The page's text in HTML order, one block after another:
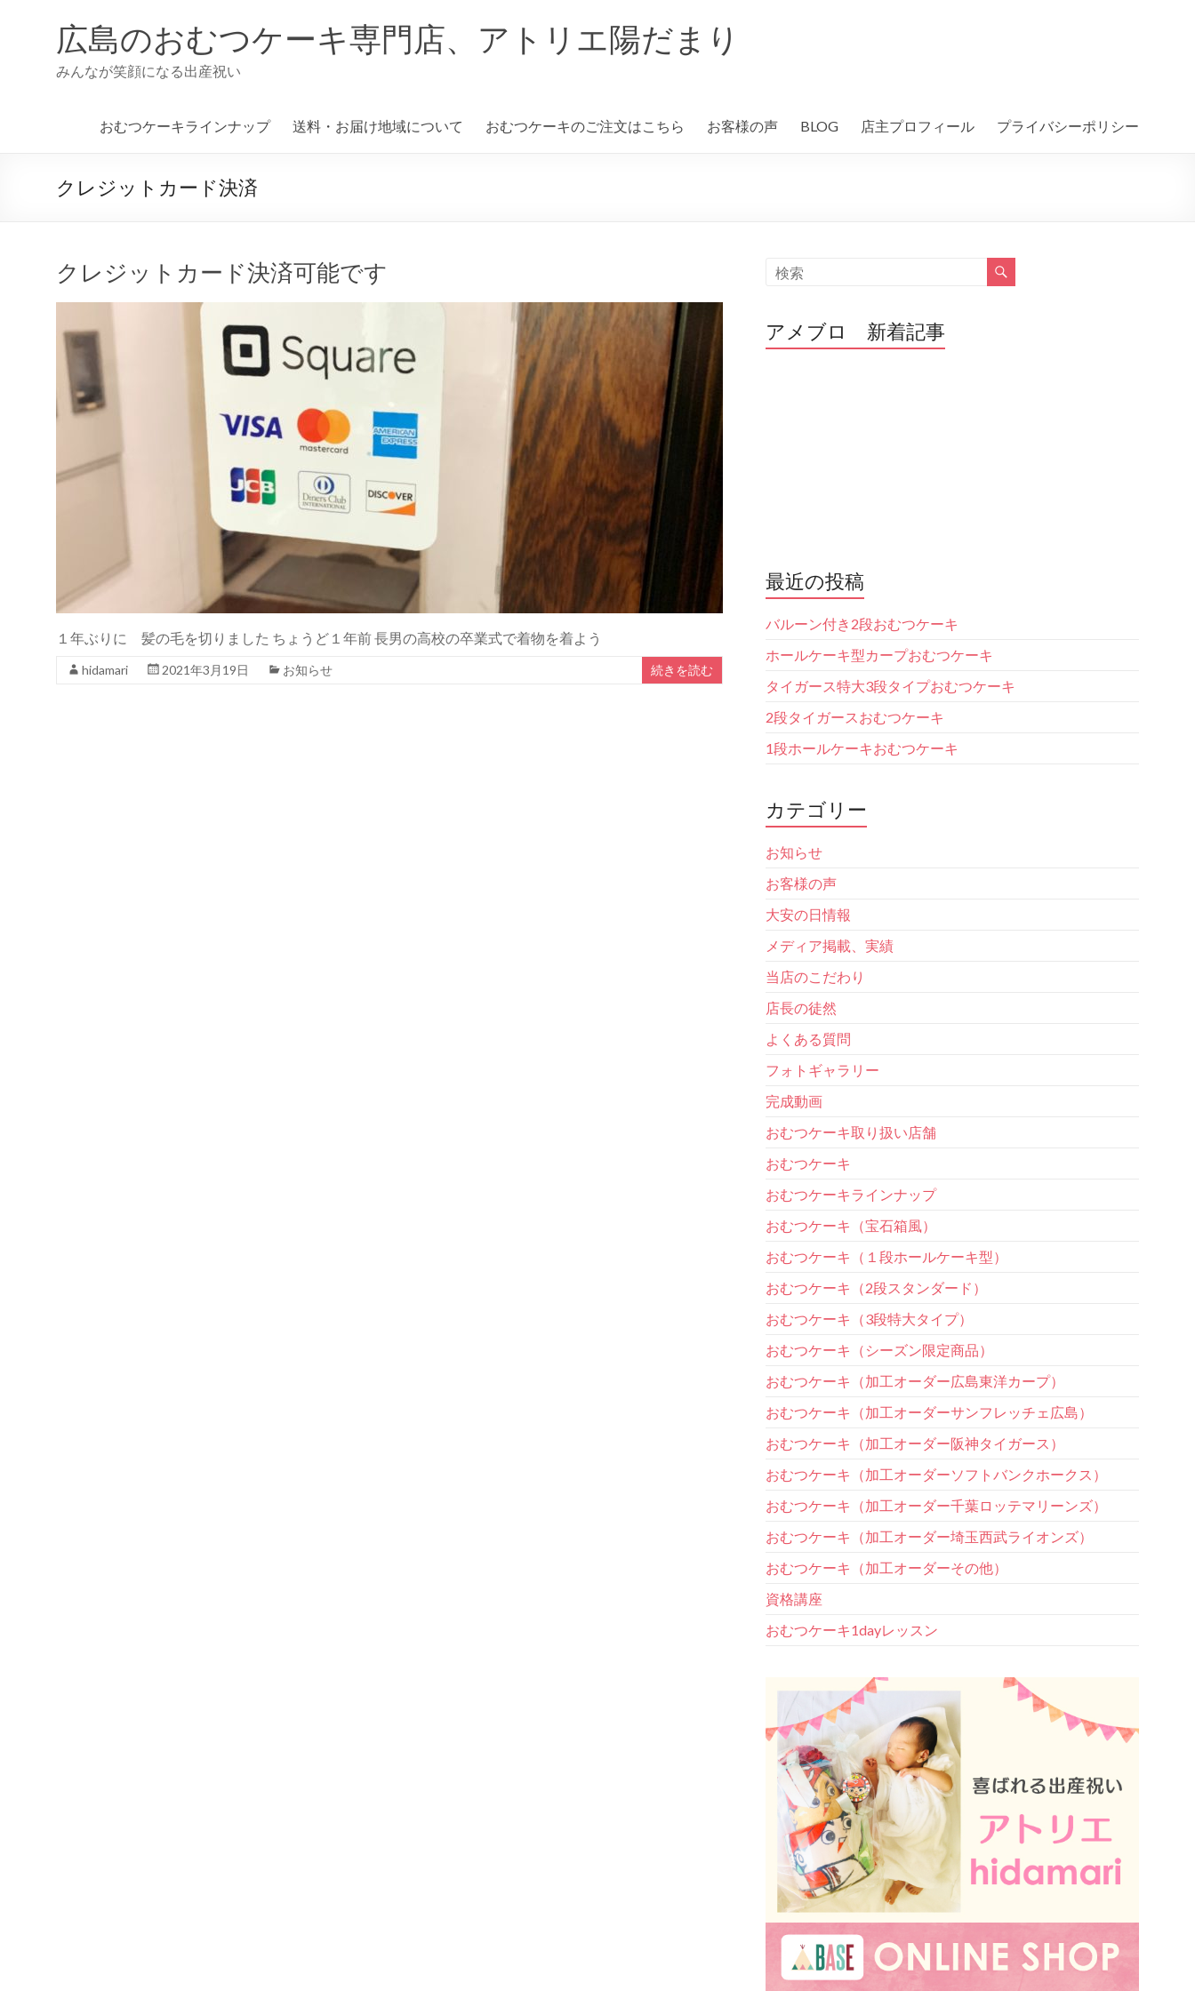
広島のおむつケーキ専門店、アトリエ陽だまり
みんなが笑顔になる出産祝い
おむつケーキラインナップ 送料・お届け地域について おむつケーキのご注文はこちら お客様の声 BLOG 店主プロフィール プライバシーポリシー
クレジットカード決済
クレジットカード決済可能です
１年ぶりに 髪の毛を切りました ちょうど１年前 長男の高校の卒業式で着物を着よう
hidamari 2021年3月19日 お知らせ 続きを読む
アメブロ 新着記事
最近の投稿
バルーン付き2段おむつケーキ
ホールケーキ型カープおむつケーキ
タイガース特大3段タイプおむつケーキ
2段タイガースおむつケーキ
1段ホールケーキおむつケーキ
カテゴリー
お知らせ
お客様の声
大安の日情報
メディア掲載、実績
当店のこだわり
店長の徒然
よくある質問
フォトギャラリー
完成動画
おむつケーキ取り扱い店舗
おむつケーキ
おむつケーキラインナップ
おむつケーキ（宝石箱風）
おむつケーキ（１段ホールケーキ型）
おむつケーキ（2段スタンダード）
おむつケーキ（3段特大タイプ）
おむつケーキ（シーズン限定商品）
おむつケーキ（加工オーダー広島東洋カープ）
おむつケーキ（加工オーダーサンフレッチェ広島）
おむつケーキ（加工オーダー阪神タイガース）
おむつケーキ（加工オーダーソフトバンクホークス）
おむつケーキ（加工オーダー千葉ロッテマリーンズ）
おむつケーキ（加工オーダー埼玉西武ライオンズ）
おむつケーキ（加工オーダーその他）
資格講座
おむつケーキ1dayレッスン